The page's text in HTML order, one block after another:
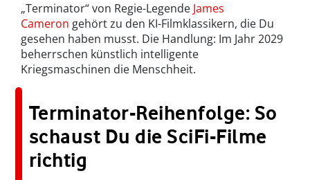
„Terminator“ von Regie-Legende James
Cameron gehört zu den KI-Filmklassikern, die Du
gesehen haben musst. Die Handlung: Im Jahr 2029
beherrschen künstlich intelligente
Kriegsmaschinen die Menschheit.
Terminator-Reihenfolge: So
schaust Du die SciFi-Filme
richtig